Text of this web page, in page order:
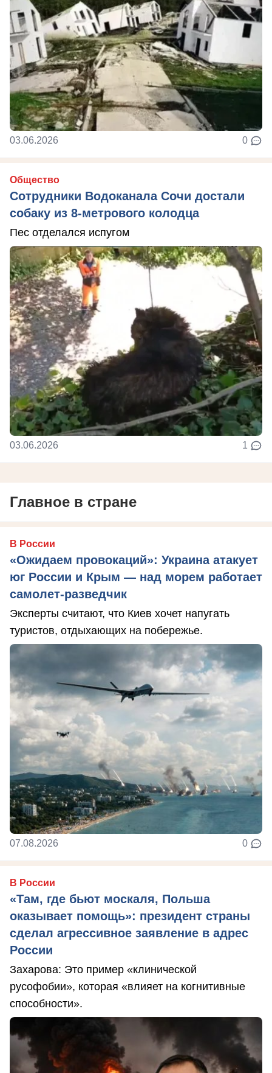
03.06.2026 0
Общество
Сотрудники Водоканала Сочи достали
собаку из 8-метрового колодца
Пес отделался испугом
03.06.2026 1
Главное в стране
В России
«Ожидаем провокаций»: Украина атакует
юг России и Крым — над морем работает
самолет-разведчик
Эксперты считают, что Киев хочет напугать
туристов, отдыхающих на побережье.
07.08.2026 0
В России
«Там, где бьют москаля, Польша
оказывает помощь»: президент страны
сделал агрессивное заявление в адрес
России
Захарова: Это пример «клинической
русофобии», которая «влияет на когнитивные
способности».